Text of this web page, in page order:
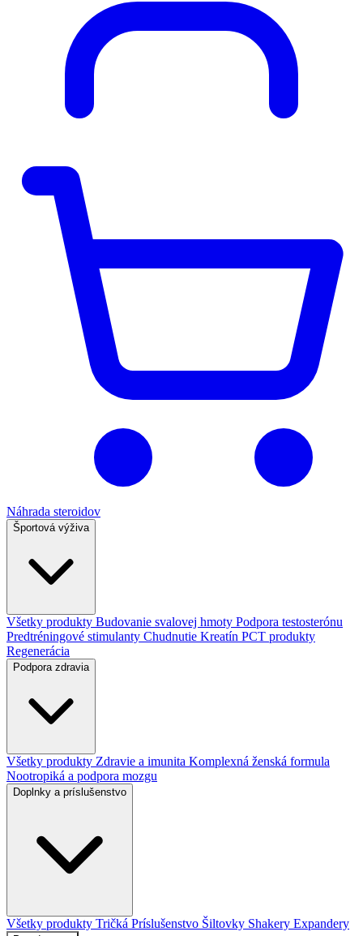
Náhrada steroidov
Športová výživa
Všetky produkty Budovanie svalovej hmoty Podpora testosterónu
Predtréningové stimulanty Chudnutie Kreatín PCT produkty
Regenerácia
Podpora zdravia
Všetky produkty Zdravie a imunita Komplexná ženská formula
Nootropiká a podpora mozgu
Doplnky a príslušenstvo
Všetky produkty Tričká Príslušenstvo Šiltovky Shakery Expandery